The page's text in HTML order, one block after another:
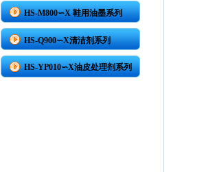
HS-M800∽X 鞋用油墨系列
HS-Q900∽X清洁剂系列
HS-YP010∽X油皮处理剂系列